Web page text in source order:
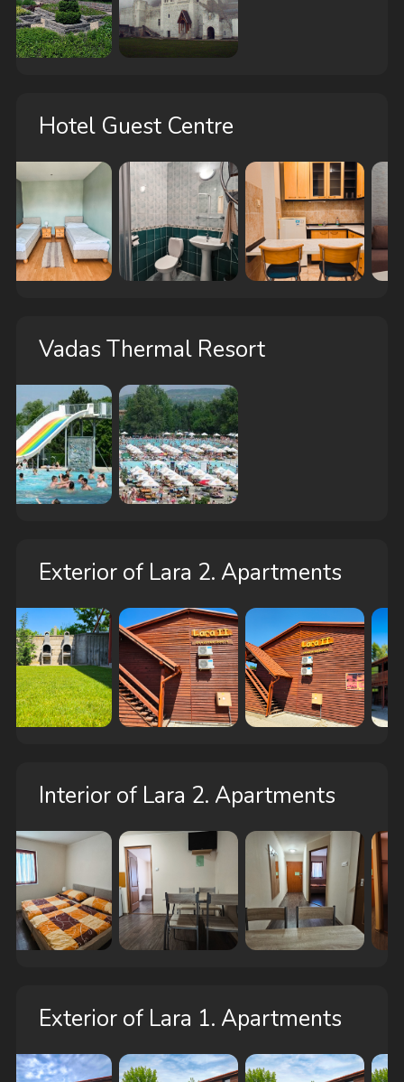
Hotel Guest Centre
Vadas Thermal Resort
Exterior of Lara 2. Apartments
Interior of Lara 2. Apartments
Exterior of Lara 1. Apartments